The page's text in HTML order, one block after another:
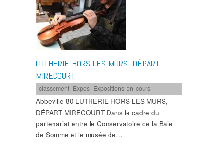
LUTHERIE HORS LES MURS, DÉPART
MIRECOURT
classement Expos Expositions en cours
Abbeville 80 LUTHERIE HORS LES MURS,
DÉPART MIRECOURT Dans le cadre du
partenariat entre le Conservatoire de la Baie
de Somme et le musée de…